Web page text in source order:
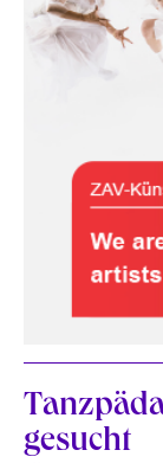
gesucht